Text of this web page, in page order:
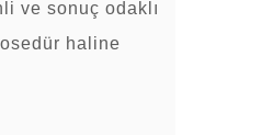
ve sonuç odaklı
haline